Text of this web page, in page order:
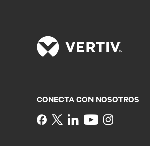
CONECTA CON NOSOTROS
Instagram